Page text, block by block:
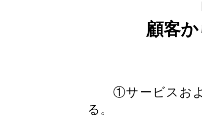
顧客
①サービスおよ
る。